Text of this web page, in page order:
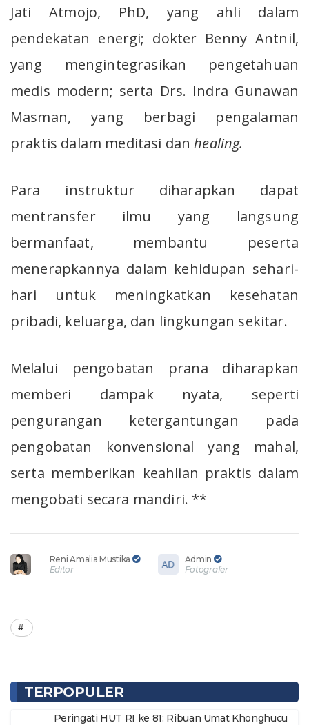
Jati Atmojo, PhD, yang ahli dalam
pendekatan energi; dokter Benny Antnil,
yang mengintegrasikan pengetahuan
medis modern; serta Drs. Indra Gunawan
Masman, yang berbagi pengalaman
praktis dalam meditasi danhealing.
Para instruktur diharapkan dapat
mentransfer ilmu yang langsung
bermanfaat, membantu peserta
menerapkannya dalam kehidupan sehari-
hari untuk meningkatkan kesehatan
pribadi, keluarga, dan lingkungan sekitar.
Melalui pengobatan prana diharapkan
memberi dampak nyata, seperti
pengurangan ketergantungan pada
pengobatan konvensional yang mahal,
serta memberikan keahlian praktis dalam
mengobati secara mandiri. **
Reni Amalia Mustika
Editor
Admin
Fotografer
TERPOPULER
Peringati HUT RI ke 81: Ribuan Umat Khonghucu